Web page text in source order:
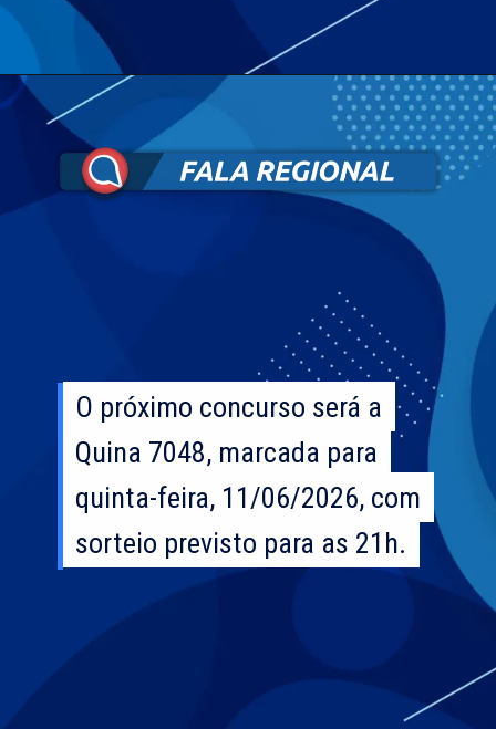
O próximo concurso será a
Quina 7048, marcada para
quinta-feira, 11/06/2026, com
sorteio previsto para as 21h.
O próximo concurso será a
Quina 7048, marcada para
quinta-feira, 11/06/2026, com
sorteio previsto para as 21h.